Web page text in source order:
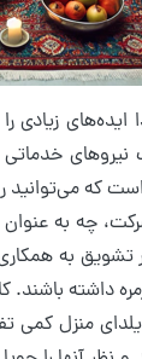
زیادی
خدماتی
که می‌توانید
چه به
به
داشته
منزل